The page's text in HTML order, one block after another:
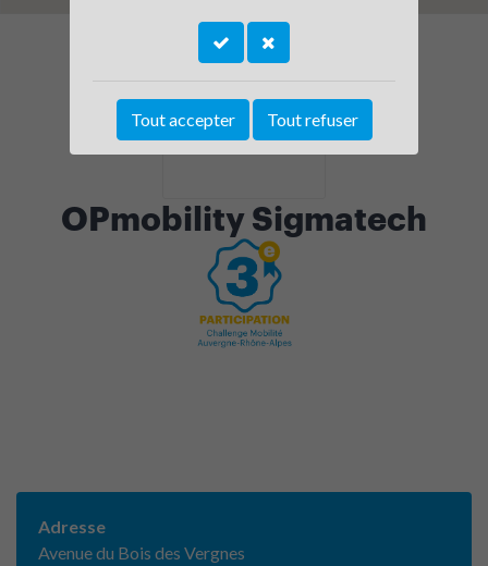
OPmobility Sigmatech
Adresse
Avenue du Bois des Vergnes
Tout accepter Tout refuser